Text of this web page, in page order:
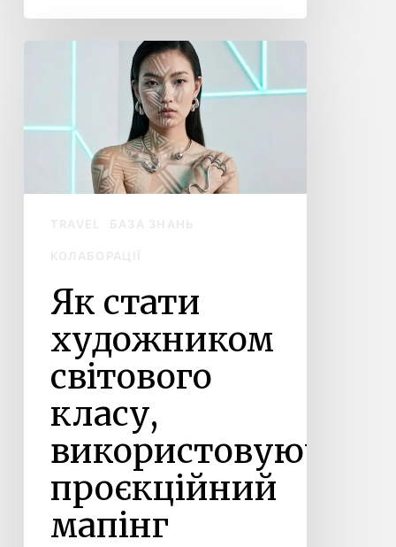
використовуючи
проєкційний
Як стати
художником
світового
класу,
використовуючи
проєкційний
мапінг